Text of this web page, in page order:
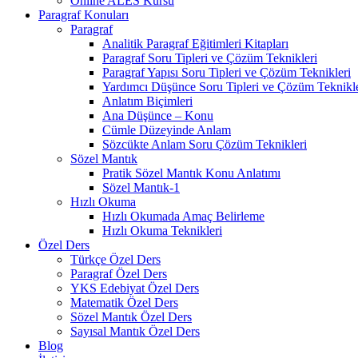
Paragraf Konuları
Paragraf
Analitik Paragraf Eğitimleri Kitapları
Paragraf Soru Tipleri ve Çözüm Teknikleri
Paragraf Yapısı Soru Tipleri ve Çözüm Teknikleri
Yardımcı Düşünce Soru Tipleri ve Çözüm
Anlatım Biçimleri
Ana Düşünce – Konu
Cümle Düzeyinde Anlam
Sözcükte Anlam Soru Çözüm Teknikleri
Sözel Mantık
Pratik Sözel Mantık Konu Anlatımı
Sözel Mantık-1
Hızlı Okuma
Hızlı Okumada Amaç Belirleme
Hızlı Okuma Teknikleri
Özel Ders
Türkçe Özel Ders
Paragraf Özel Ders
YKS Edebiyat Özel Ders
Matematik Özel Ders
Sözel Mantık Özel Ders
Sayısal Mantık Özel Ders
Blog